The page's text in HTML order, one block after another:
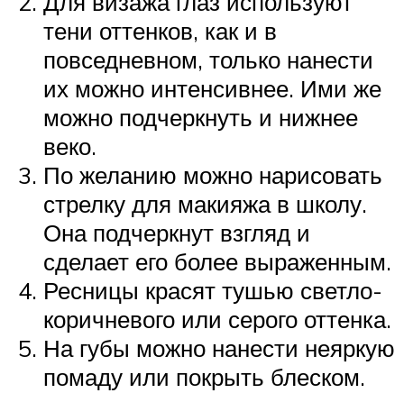
тени оттенков, как и в
повседневном, только нанести
их можно интенсивнее. Ими же
можно подчеркнуть и нижнее
веко.
По желанию можно нарисовать
стрелку для макияжа в школу.
Она подчеркнут взгляд и
сделает его более выраженным.
Ресницы красят тушью светло-
коричневого или серого оттенка.
На губы можно нанести неяркую
помаду или покрыть блеском.